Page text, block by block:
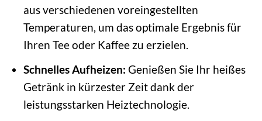
aus verschiedenen voreingestellten
Temperaturen, um das optimale Ergebnis für
Ihren Tee oder Kaffee zu erzielen.
Schnelles Aufheizen: Genießen Sie Ihr heißes
Getränk in kürzester Zeit dank der
leistungsstarken Heiztechnologie.